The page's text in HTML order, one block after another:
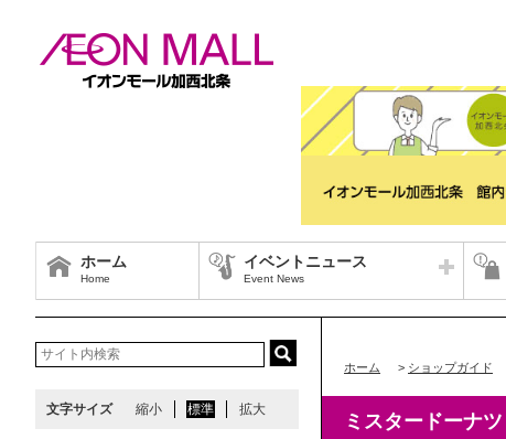
ホーム
Home
イベントニュース
Event News
ホーム > ショップガイド
ミスタードーナツ
文字サイズ 縮小 標準 拡大